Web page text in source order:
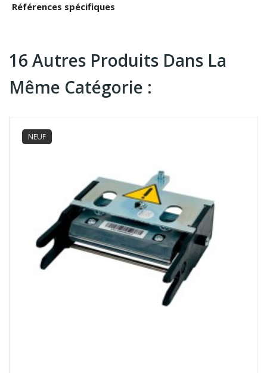
Références spécifiques
16 Autres Produits Dans La
Même Catégorie :
NEUF